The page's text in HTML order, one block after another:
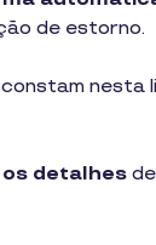
de estorno.
nesta
detalhes